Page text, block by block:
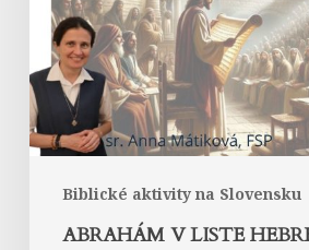
Biblické aktivity na Slovensku
ABRAHÁM V LISTE